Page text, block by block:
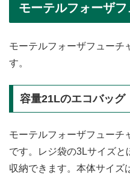
モーテルフォーザ
モーテルフォーザフューチ
す。
容量21Lのエコバッグ
モーテルフォーザフューチ
です。レジ袋の3Lサイズと
収納できます。本体サイズ